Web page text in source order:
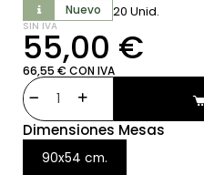
Nuevo 20 Unid.
SIN IVA
55,00 €
66,55 € CON IVA
Dimensiones Mesas
90x54 cm.